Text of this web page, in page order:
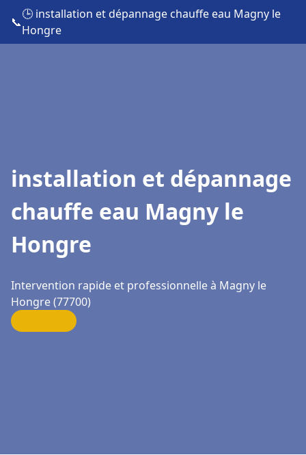
📞
🕒 installation et dépannage chauffe eau Magny le
Hongre
installation et dépannage
chauffe eau Magny le
Hongre
Intervention rapide et professionnelle à Magny le
Hongre (77700)